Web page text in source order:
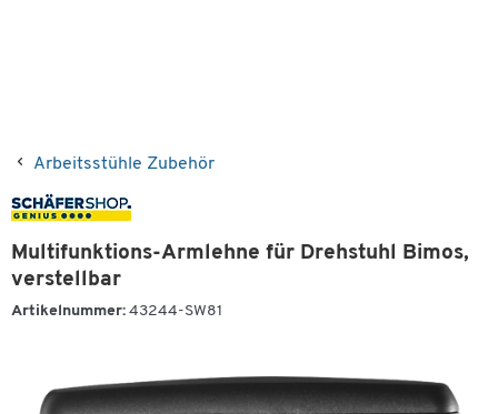
Arbeitsstühle Zubehör
Multifunktions-Armlehne für Drehstuhl Bimos,
verstellbar
Artikelnummer: 43244-SW81